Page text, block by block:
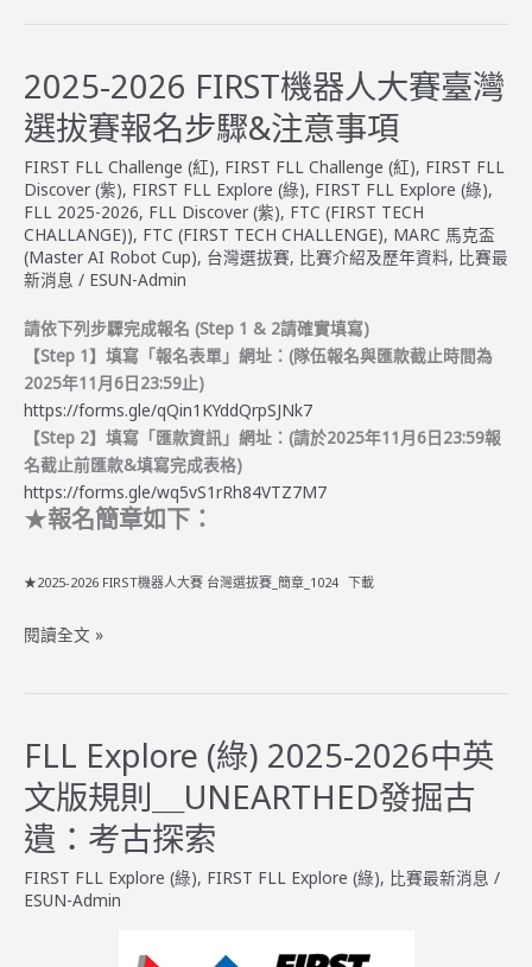
FIRST
器
人
大
臺
灣
選
拔
賽
【隊
伍
名
單
&
賽
程
表
&
練
議
錄】
2025-2026 FIRST機器人大賽臺灣
選拔賽報名步驟&注意事項
FIRST FLL Challenge (紅), FIRST FLL Challenge (紅), FIRST FLL
Discover (紫), FIRST FLL Explore (綠), FIRST FLL Explore (綠),
FLL 2025-2026, FLL Discover (紫), FTC (FIRST TECH
CHALLANGE)), FTC (FIRST TECH CHALLENGE), MARC 馬克盃
(Master AI Robot Cup), 台灣選拔賽, 比賽介紹及歷年資料, 比賽最
新消息 / ESUN-Admin
請依下列步驟完成報名 (Step 1 & 2請確實填寫)
【Step 1】填寫「報名表單」網址：(隊伍報名與匯款截止時間為
2025年11月6日23:59止)
https://forms.gle/qQin1KYddQrpSJNk7
【Step 2】填寫「匯款資訊」網址：(請於2025年11月6日23:59報
名截止前匯款&填寫完成表格)
https://forms.gle/wq5vS1rRh84VTZ7M7
★報名簡章如下：
★2025-2026 FIRST機器人大賽 台灣選拔賽_簡章_1024 下載
2025-
FIRST
器
人
大
賽
臺
灣
選
閱讀全文 »
FLL Explore (綠) 2025-2026中英
文版規則＿UNEARTHED發掘古
遺：考古探索
FIRST FLL Explore (綠), FIRST FLL Explore (綠), 比賽最新消息 /
ESUN-Admin